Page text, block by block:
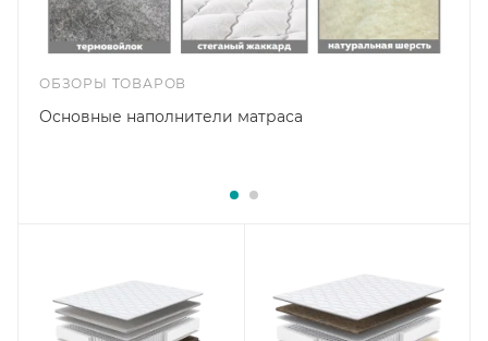
ОБЗОРЫ ТОВАРОВ
Основные наполнители матраса